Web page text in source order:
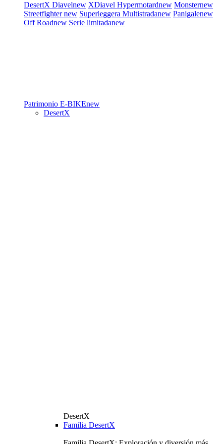
DesertX Diavelnew XDiavel Hypermotardnew Monsternew
Streetfighternew Superleggera Multistradanew Panigalenew
Off Roadnew Serie limitadanew
Patrimonio E-BIKEnew
DesertX
DesertX
Familia DesertX